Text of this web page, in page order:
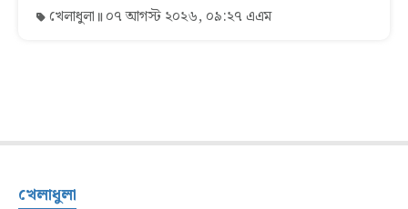
খেলাধুলা ০৭ আগস্ট ২০২৬, ০৯:২৭ এএম
খেলাধুলা